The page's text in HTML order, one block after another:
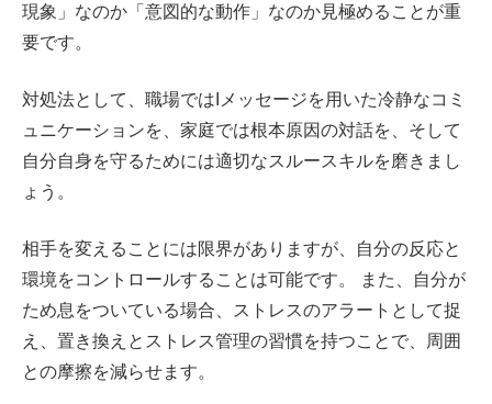
現象」なのか「意図的な動作」なのか見極めることが重
要です。
対処法として、職場ではIメッセージを用いた冷静なコミ
ュニケーションを、家庭では根本原因の対話を、そして
自分自身を守るためには適切なスルースキルを磨きまし
ょう。
相手を変えることには限界がありますが、自分の反応と
環境をコントロールすることは可能です。 また、自分が
ため息をついている場合、ストレスのアラートとして捉
え、置き換えとストレス管理の習慣を持つことで、周囲
との摩擦を減らせます。